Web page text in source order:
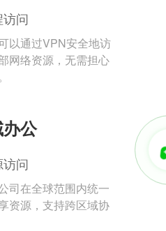
问
以通过VPN安全地访
网络资源，无需担心
公
问
司在全球范围内统一
资源，支持跨区域协